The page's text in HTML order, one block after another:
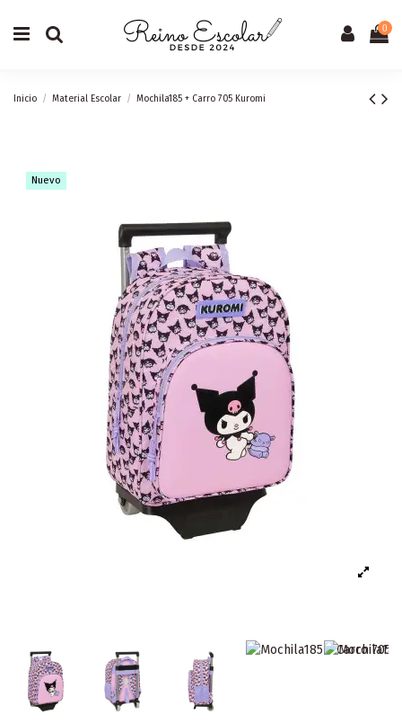
0
Inicio Material Escolar Mochila185 + Carro 705 Kuromi
Nuevo